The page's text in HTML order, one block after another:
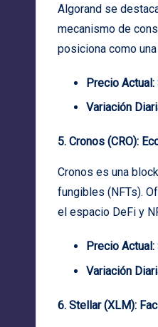
Algorand se
mecanismo de
posiciona como
Precio Actual:
Variación
5. Cronos (CRO):
Cronos es una
fungibles (NFTs).
el espacio DeFi y
Precio Actual:
Variación
6. Stellar (XLM):